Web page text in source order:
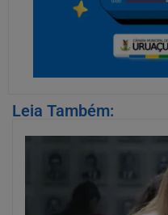
Leia Também: